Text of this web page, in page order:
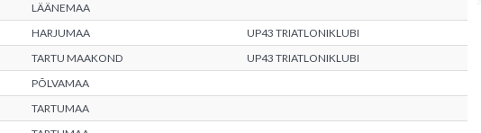
LÄÄNEMAA
HARJUMAA
UP43 TRIATLONIKLUBI
TARTU MAAKOND
UP43 TRIATLONIKLUBI
PÕLVAMAA
TARTUMAA